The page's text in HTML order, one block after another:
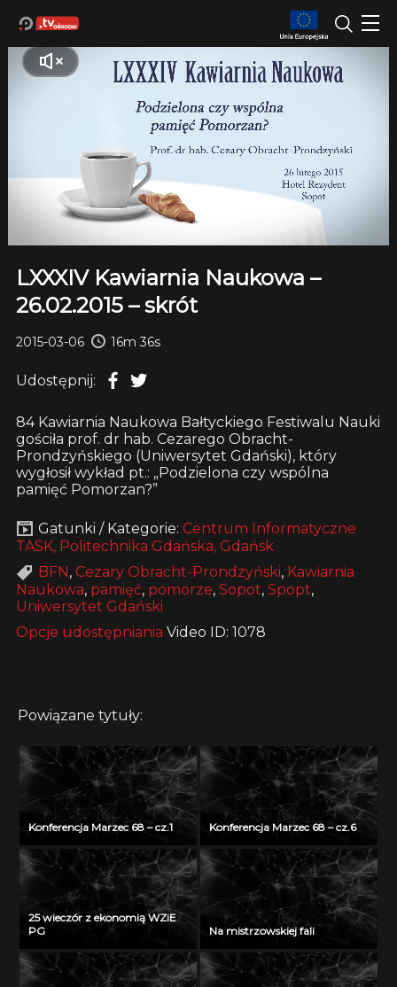
LXXXIV Kawiarnia Naukowa –
26.02.2015 – skrót
2015-03-06 16m 36s
Udostępnij:
84 Kawiarnia Naukowa Bałtyckiego Festiwalu Nauki
gościła prof. dr hab. Cezarego Obracht-
Prondzyńskiego (Uniwersytet Gdański), który
wygłosił wykład pt.: „Podzielona czy wspólna
pamięć Pomorzan?”
Gatunki / Kategorie: Centrum Informatyczne
TASK, Politechnika Gdańska, Gdańsk
BFN, Cezary Obracht-Prondzyński, Kawiarnia
Naukowa, pamięć, pomorze, Sopot, Spopt,
Uniwersytet Gdański
Opcje udostępniania Video ID: 1078
Powiązane tytuły:
Konferencja Marzec 68 – cz.1 Konferencja Marzec 68 – cz.6
25 wieczór z ekonomią WZiE
PG
Na mistrzowskiej fali